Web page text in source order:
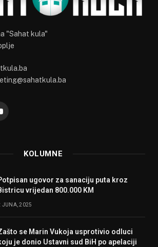
"Sahat kula"
KOLUMNE
ugovor za sanaciju puta kroz
vrijedan 800.000 KM
JUNA, 2025
se Marin Vukoja usprotivio odluci
je donio Ustavni sud BiH po apelaciji